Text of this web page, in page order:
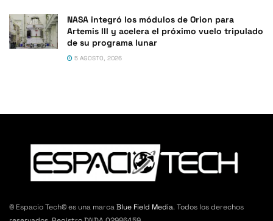
NASA integró los módulos de Orion para
Artemis III y acelera el próximo vuelo tripulado
de su programa lunar
5 AGOSTO, 2026
© Espacio Tech© es una marcaBlue Field Media. Todos los derechos